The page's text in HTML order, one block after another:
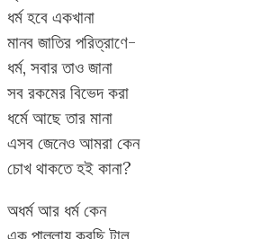
ধর্ম হবে একখানা
মানব জাতির পরিত্রাণে-
ধর্ম, সবার তাও জানা
সব রকমের বিভেদ করা
ধর্মে আছে তার মানা
এসব জেনেও আমরা কেন
চোখ থাকতে হই কানা?
অধর্ম আর ধর্ম কেন